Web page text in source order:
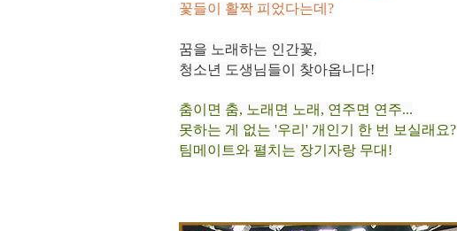
꽃들이 활짝 피었다는데?
꿈을 노래하는 인간꽃,
청소년 도생님들이 찾아옵니다!
춤이면 춤, 노래면 노래, 연주면 연주...
못하는 게 없는 '우리' 개인기 한 번 보실래요?
팀메이트와 펼치는 장기자랑 무대!